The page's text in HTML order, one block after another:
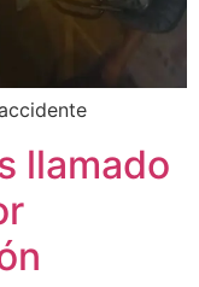
llamado